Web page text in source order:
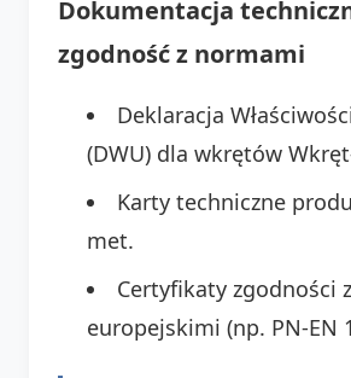
Dokumentacja
zgodność z normami
Deklaracja
(DWU) dla wkrętów
Karty techniczne
met.
Certyfikaty zgodności
europejskimi (np. PN-EN